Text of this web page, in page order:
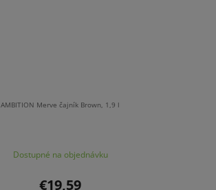
AMBITION Merve čajník Brown, 1,9 l
Dostupné na objednávku
€19,59